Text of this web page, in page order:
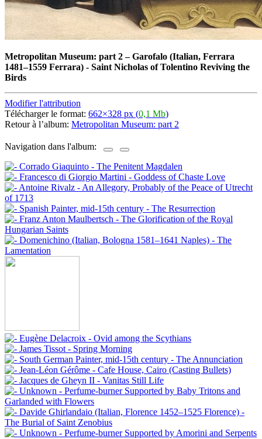
Metropolitan Museum: part 2–Garofalo (Italian, Ferrara
1481–1559 Ferrara) - Saint Nicholas of Tolentino Reviving the
Birds
Modifier l'attribution
Télécharger le format: 662×328 px (0,1 Mb)
Retour à l’album: Metropolitan Museum: part 2
Navigation dans l'album: